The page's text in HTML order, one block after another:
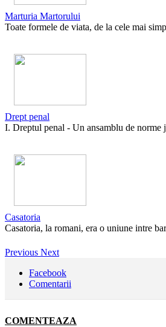
Marturia Martorului
Toate formele de viata, de la cele mai
Drept penal
I. Dreptul penal - Un ansamblu de norme
Casatoria
Casatoria, la romani, era o uniune intre
Previous Next
Facebook
Comentarii
COMENTEAZA